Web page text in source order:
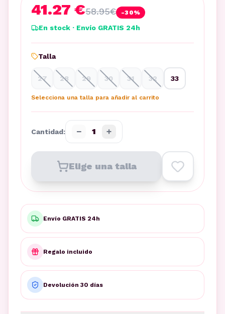
41.27 €58.95€ -30%
En stock · Envío GRATIS 24h
Talla
27 28 29 30 31 32 33
Selecciona una talla para añadir al carrito
Cantidad: − 1 +
Elige una talla
Envío GRATIS 24h
Regalo incluido
Devolución 30 días